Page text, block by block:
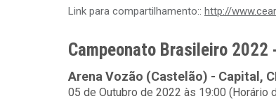
Link para compartilhamento:: http://
Campeonato Brasileiro 2022
Arena Vozão (Castelão) - Capital,
05 de Outubro de 2022 às 19:00 (Horário